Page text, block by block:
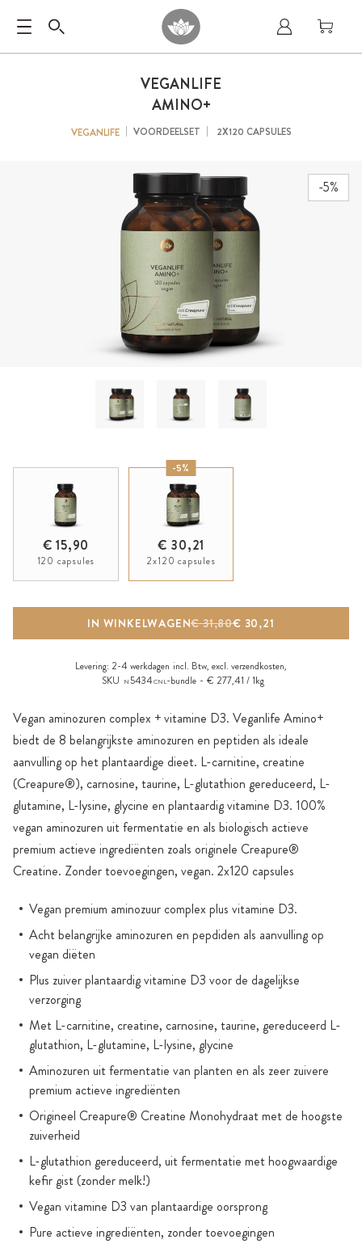
-5%
VEGANLIFE
AMINO+
VEGANLIFE VOORDEELSET 2X120 CAPSULES
Vegan aminozuren complex + vitamine D3. Veganlife Amino+
biedt de 8 belangrijkste aminozuren en peptiden als ideale
aanvulling op het plantaardige dieet. L-carnitine, creatine
(Creapure®), carnosine, taurine, L-glutathion gereduceerd, L-
glutamine, L-lysine, glycine en plantaardig vitamine D3. 100%
vegan aminozuren uit fermentatie en als biologisch actieve
premium actieve ingrediënten zoals originele Creapure®
Creatine. Zonder toevoegingen, vegan. 2x120 capsules
Vegan premium aminozuur complex plus vitamine D3.
Acht belangrijke aminozuren en pepdiden als aanvulling op
vegan diëten
Plus zuiver plantaardig vitamine D3 voor de dagelijkse
verzorging
Met L-carnitine, creatine, carnosine, taurine, gereduceerd L-
glutathion, L-glutamine, L-lysine, glycine
Aminozuren uit fermentatie van planten en als zeer zuivere
premium actieve ingrediënten
Origineel Creapure® Creatine Monohydraat met de hoogste
zuiverheid
L-glutathion gereduceerd, uit fermentatie met hoogwaardige
kefir gist (zonder melk!)
Vegan vitamine D3 van plantaardige oorsprong
Pure actieve ingrediënten, zonder toevoegingen
€ 15,90
120 capsules
-5%
€ 30,21
2x120 capsules
IN WINKELWAGEN € 30,21
€ 31,80
Levering: 2-4 werkdagen incl. Btw, excl. verzendkosten,
SKU
N 5434CNL-bundle € 277,41 / 1kg